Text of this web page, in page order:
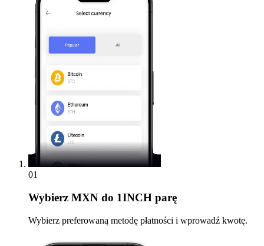
01
Wybierz MXN do 1INCH parę
Wybierz preferowaną metodę płatności i wprowadź kwotę.